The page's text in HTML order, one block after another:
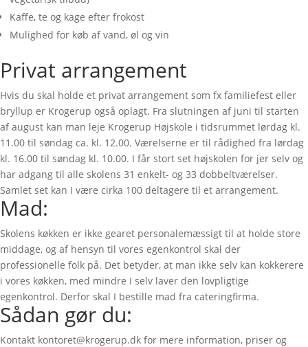
Kaffe, te og kage efter frokost
Mulighed for køb af vand, øl og vin
Privat arrangement
Hvis du skal holde et privat arrangement som fx familiefest eller
bryllup er Krogerup også oplagt. Fra slutningen af juni til starten
af august kan man leje Krogerup Højskole i tidsrummet lørdag kl.
11.00 til søndag ca. kl. 12.00. Værelserne er til rådighed fra lørdag
kl. 16.00 til søndag kl. 10.00. I får stort set højskolen for jer selv og
har adgang til alle skolens 31 enkelt- og 33 dobbeltværelser.
Samlet set kan I være cirka 100 deltagere til et arrangement.
Mad:
Skolens køkken er ikke gearet personalemæssigt til at holde store
middage, og af hensyn til vores egenkontrol skal der
professionelle folk på. Det betyder, at man ikke selv kan kokkerere
i vores køkken, med mindre I selv laver den lovpligtige
egenkontrol. Derfor skal I bestille mad fra cateringfirma.
Sådan gør du:
Kontakt kontoret@krogerup.dk for mere information, priser og